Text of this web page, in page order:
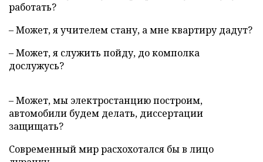
работать?
– Может, я учителем стану, а мне квартиру дадут?
– Может, я служить пойду, до комполка
дослужусь?
– Может, мы электростанцию построим,
автомобили будем делать, диссертации
защищать?
Современный мир расхохотался бы в лицо